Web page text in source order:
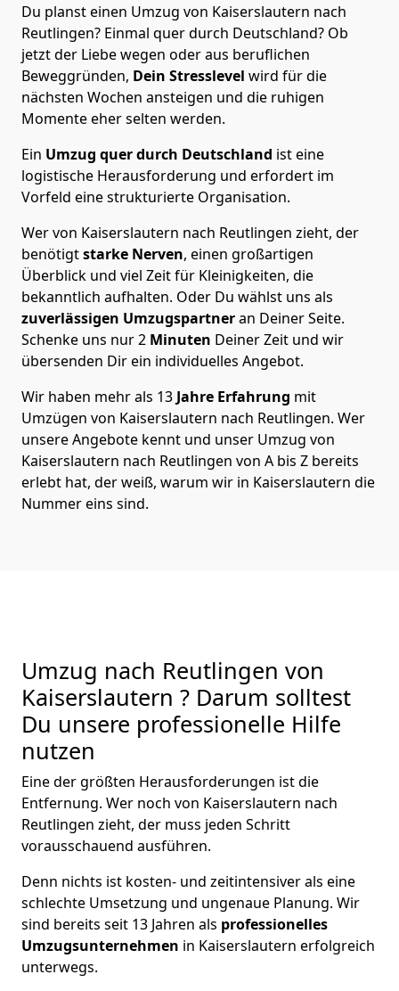
Du planst einen Umzug von Kaiserslautern nach
Reutlingen? Einmal quer durch Deutschland? Ob
jetzt der Liebe wegen oder aus beruflichen
Beweggründen, Dein Stresslevel wird für die
nächsten Wochen ansteigen und die ruhigen
Momente eher selten werden.
Ein Umzug quer durch Deutschland ist eine
logistische Herausforderung und erfordert im
Vorfeld eine strukturierte Organisation.
Wer von Kaiserslautern nach Reutlingen zieht, der
benötigtstarke Nerven, einen großartigen
Überblick und viel Zeit für Kleinigkeiten, die
bekanntlich aufhalten. Oder Du wählst uns als
zuverlässigen Umzugspartneran Deiner Seite.
Schenke uns nur2 Minuten Deiner Zeit und wir
übersenden Dir ein individuelles Angebot.
Wir haben mehr als 13 Jahre Erfahrung mit
Umzügen von Kaiserslautern nach Reutlingen. Wer
unsere Angebote kennt und unser Umzug von
Kaiserslautern nach Reutlingen von A bis Z bereits
erlebt hat, der weiß, warum wir in Kaiserslautern die
Nummer eins sind.
Umzug nach Reutlingen von
Kaiserslautern ? Darum solltest
Du unsere professionelle Hilfe
nutzen
Eine der größten Herausforderungen ist die
Entfernung. Wer noch von Kaiserslautern nach
Reutlingen zieht, der muss jeden Schritt
vorausschauend ausführen.
Denn nichts ist kosten- und zeitintensiver als eine
schlechte Umsetzung und ungenaue Planung. Wir
sind bereits seit 13 Jahren als professionelles
Umzugsunternehmen in Kaiserslautern erfolgreich
unterwegs.